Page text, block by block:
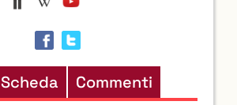
in
altre
Scheda Commenti